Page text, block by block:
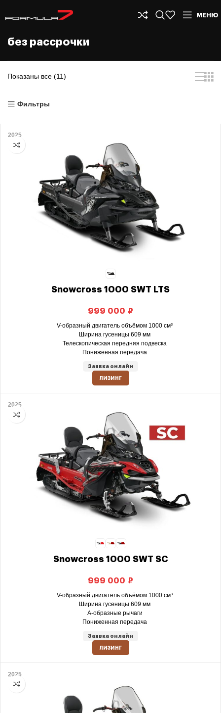
МЕНЮ
без рассрочки
Показаны все (11)
Фильтры
2025
Snowcross 1000 SWT LTS
₽
V-образный двигатель объёмом 1000 см³
Ширина гусеницы 609 мм
Телескопическая передняя подвеска
Пониженная передача
Заявка онлайн
ЛИЗИНГ
2025
Snowcross 1000 SWT SC
₽
V-образный двигатель объёмом 1000 см³
Ширина гусеницы 609 мм
А-образные рычаги
Пониженная передача
Заявка онлайн
ЛИЗИНГ
2025